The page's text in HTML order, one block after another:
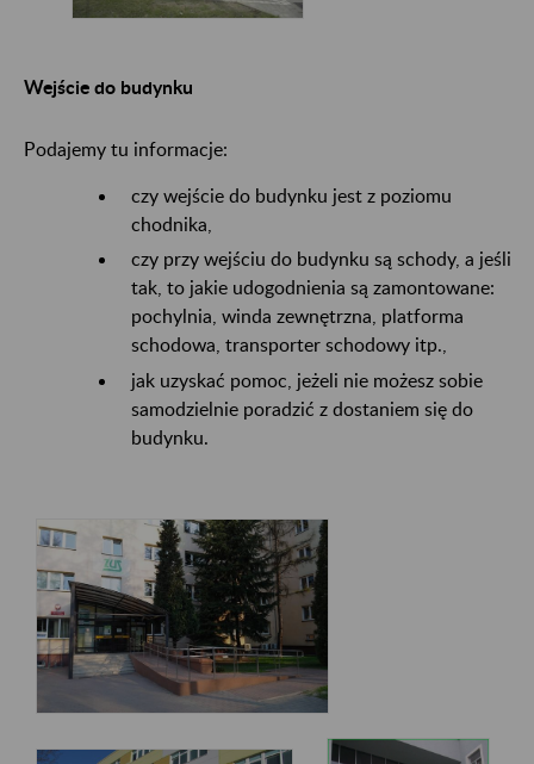
Wejście do budynku
Podajemy tu informacje:
czy wejście do budynku jest z poziomu
chodnika,
czy przy wejściu do budynku są schody, a jeśli
tak, to jakie udogodnienia są zamontowane:
pochylnia, winda zewnętrzna, platforma
schodowa, transporter schodowy itp.,
jak uzyskać pomoc, jeżeli nie możesz sobie
samodzielnie poradzić z dostaniem się do
budynku.